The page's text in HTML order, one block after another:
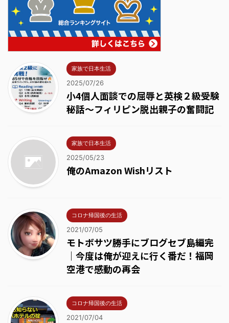
家族で日本生活
2025/07/26
小4個人面談での屈辱と英検２級受験
秘話～フィリピン脱出親子の奮闘記
家族で日本生活
2025/05/23
俺のAmazon Wishリスト
コロナ帰国後の生活
2021/07/05
モトボサツ勝手にブログセブ島編完
｜今度は俺が迎えに行く番だ！福岡
空港で感動の再会
コロナ帰国後の生活
2021/07/04